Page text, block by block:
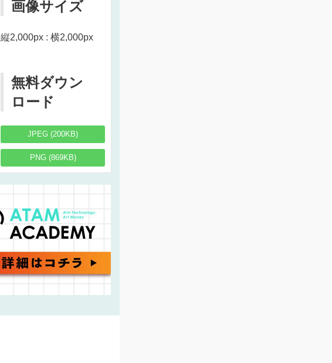
画像サイズ
縦2,000px : 横2,000px
無料ダウン
ロード
JPEG (200KB)
PNG (869KB)